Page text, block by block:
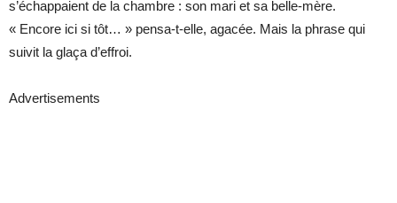
s’échappaient de la chambre : son mari et sa belle-mère.
« Encore ici si tôt… » pensa-t-elle, agacée. Mais la phrase qui
suivit la glaça d’effroi.
Advertisements